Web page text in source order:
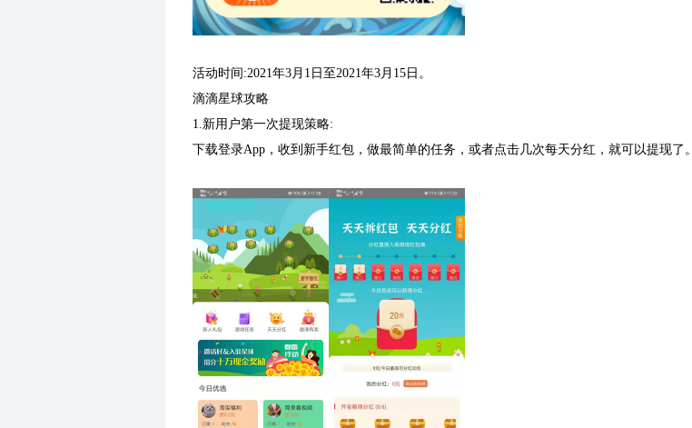
活动时间:2021年3月1日至2021年3月15日。
滴滴星球攻略
1.新用户第一次提现策略:
下载登录App，收到新手红包，做最简单的任务，或者点击几次每天分红，就可以提现了。